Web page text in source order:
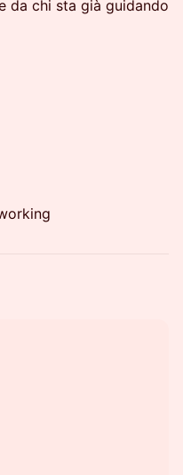
da chi sta già guidando